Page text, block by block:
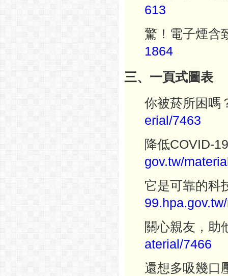
613
驚！電子煙含
1864
三、一頁式圖表
你被菸所困嗎
erial/7463
降低COVID-
gov.tw/
它是可靠的科
關心親友，助
aterial/7466
還想多吸幾口